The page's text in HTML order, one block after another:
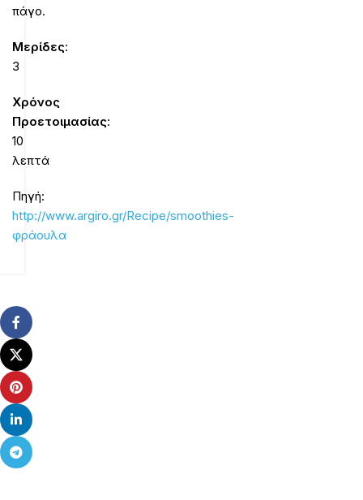
πάγο.
Mερίδες:
3
Χρόνος
Προετοιμασίας:
10
λεπτά
Πηγή:
http://www.argiro.gr/Recipe/smoothies-
φράουλα